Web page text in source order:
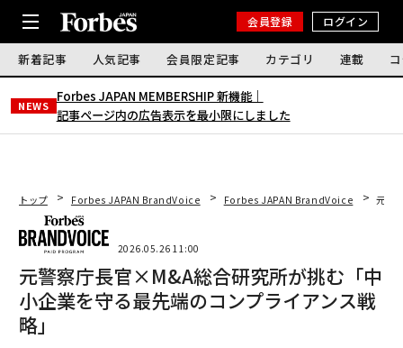
会員登録 ログイン
新着記事 人気記事 会員限定記事 カテゴリ 連載
NEWS
Forbes JAPAN MEMBERSHIP 新機能｜
記事ページ内の広告表示を最小限にしました
トップ Forbes JAPAN BrandVoice Forbes JAPAN BrandVoice 元警
2026.05.26 11:00
元警察庁長官×M&A総合研究所が挑む「中
小企業を守る最先端のコンプライアンス戦
略」